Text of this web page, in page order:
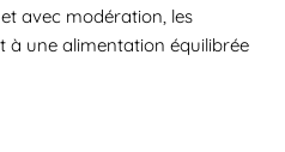
avec modération, les
à une alimentation équilibrée